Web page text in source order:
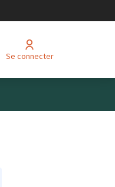
Se connecter